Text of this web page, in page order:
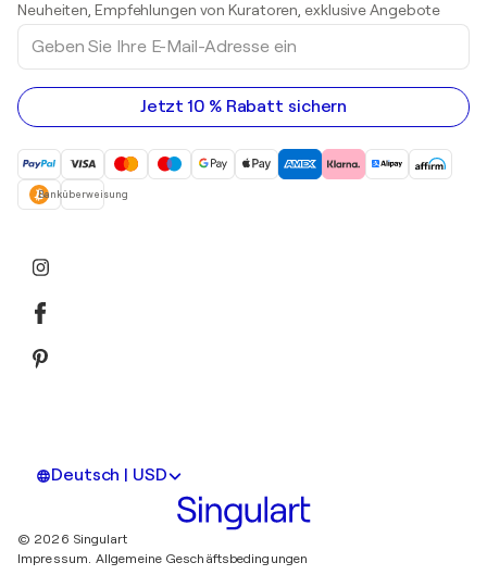
Acrylgemälde
Neuheiten, Empfehlungen von Kuratoren, exklusive Angebote
Geben
Sie
Ihre
E-
Mail-
Adresse
Jetzt 10 % Rabatt sichern
Banküberweisung
Deutsch | USD
© 2026 Singulart
Impressum. Allgemeine Geschäftsbedingungen